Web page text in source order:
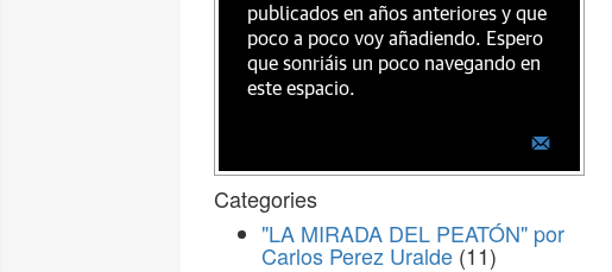
publicados en años anteriores y que
poco a poco voy añadiendo. Espero
que sonriáis un poco navegando en
este espacio.
Categories
"LA MIRADA DEL PEATÓN" por
Carlos Perez Uralde (11)